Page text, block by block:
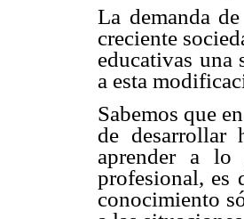
La demanda
creciente
educativas una
a esta
Sabemos que
de desarrollar
aprender a lo
profesional, es
conocimiento